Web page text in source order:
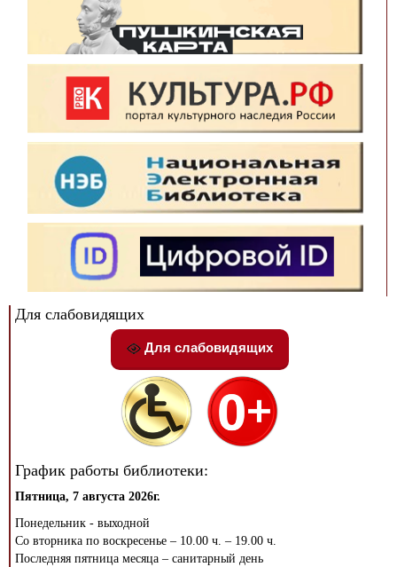
Для слабовидящих
Для слабовидящих
График работы библиотеки:
Пятница, 7 августа 2026г.
Понедельник - выходной
Со вторника по воскресенье – 10.00 ч. – 19.00 ч.
Последняя пятница месяца – санитарный день